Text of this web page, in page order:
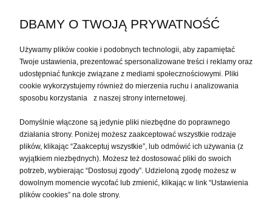
MEBLE KOLONIALNE DO GABINETU
MOJE KONTO
INFORMACJE
O NAS
DBAMY O TWOJĄ PRYWATNOŚĆ
Używamy plików cookie i podobnych technologii, aby zapamiętać
Twoje ustawienia, prezentować spersonalizowane treści i reklamy oraz
udostępniać funkcje związane z mediami społecznościowymi. Pliki
cookie wykorzystujemy również do mierzenia ruchu i analizowania
sposobu korzystania z naszej strony internetowej.
Domyślnie włączone są jedynie pliki niezbędne do poprawnego
działania strony. Poniżej możesz zaakceptować wszystkie rodzaje
plików, klikając “Zaakceptuj wszystkie”, lub odmówić ich używania (z
wyjątkiem niezbędnych). Możesz też dostosować pliki do swoich
potrzeb, wybierając “Dostosuj zgody”. Udzieloną zgodę możesz w
dowolnym momencie wycofać lub zmienić, klikając w link “Ustawienia
plików cookies” na dole strony.